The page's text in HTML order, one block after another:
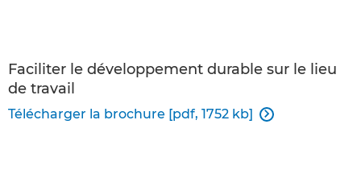
Faciliter le développement durable sur le lieu
de travail
Télécharger la brochure [pdf, 1752 kb] 